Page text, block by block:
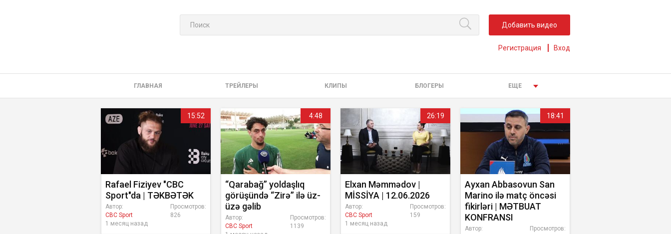
Добавить видео
Регистрация Вход
ГЛАВНАЯ ТРЕЙЛЕРЫ КЛИПЫ БЛОГЕРЫ ЕЩЕ
15:52
Rafael Fiziyev "CBC
Sport"da | TƏKBƏTƏK
Просмотров:
826
Автор:
CBC Sport
1 месяц назад
4:48
“Qarabağ” yoldaşlıq
görüşündə “Zirə” ilə üz-
üzə gəlib
Просмотров:
1139
Автор:
CBC Sport
26:19
Elxan Məmmədov |
MİSSİYA | 12.06.2026
Просмотров:
159
Автор:
CBC Sport
1 месяц назад
18:41
Ayxan Abbasovun San
Marino ilə matç öncəsi
fikirləri | MƏTBUAT
KONFRANSI
Просмотров:
Автор: